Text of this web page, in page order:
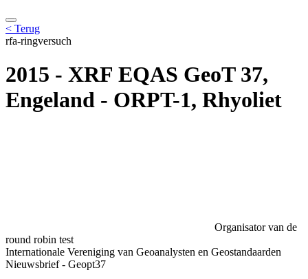
< Terug
rfa-ringversuch
2015 - XRF EQAS GeoT 37,
Engeland - ORPT-1, Rhyoliet
Organisator van de
round robin test
Internationale Vereniging van Geoanalysten en Geostandaarden
Nieuwsbrief - Geopt37